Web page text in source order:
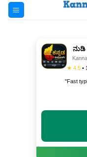
Skip
★ 4.5 •
"Fast